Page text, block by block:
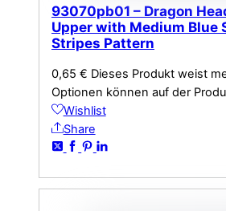
93070pb01 – Dragon
Upper with Medium Blue
Stripes Pattern
0,65 € Dieses Produkt weist
Optionen können auf der
Wishlist
Share